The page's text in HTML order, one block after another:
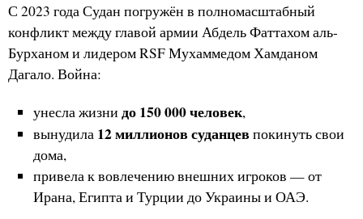
С 2023 года Судан погружён в полномасштабный
конфликт между главой армии Абдель Фаттахом аль-
Бурханом и лидером RSF Мухаммедом Хамданом
Дагало. Война:
унесла жизни до 150 000 человек,
вынудила 12 миллионов суданцевпокинуть свои
дома,
привела к вовлечению внешних игроков — от
Ирана, Египта и Турции до Украины и ОАЭ.